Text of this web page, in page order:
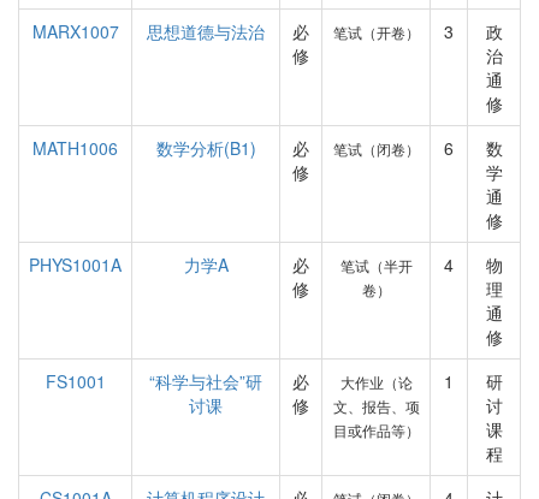
MARX1007
思想道德与法治
必
修
笔试（开卷） 3
政
治
通
修
MATH1006
数学分析(B1)
必
修
笔试（闭卷） 6
数
学
通
修
PHYS1001A
力学A
必
修
笔试（半开
卷）
4
物
理
通
修
FS1001
“科学与社会”研
讨课
必
修
大作业（论
文、报告、项
目或作品等）
1
研
讨
课
程